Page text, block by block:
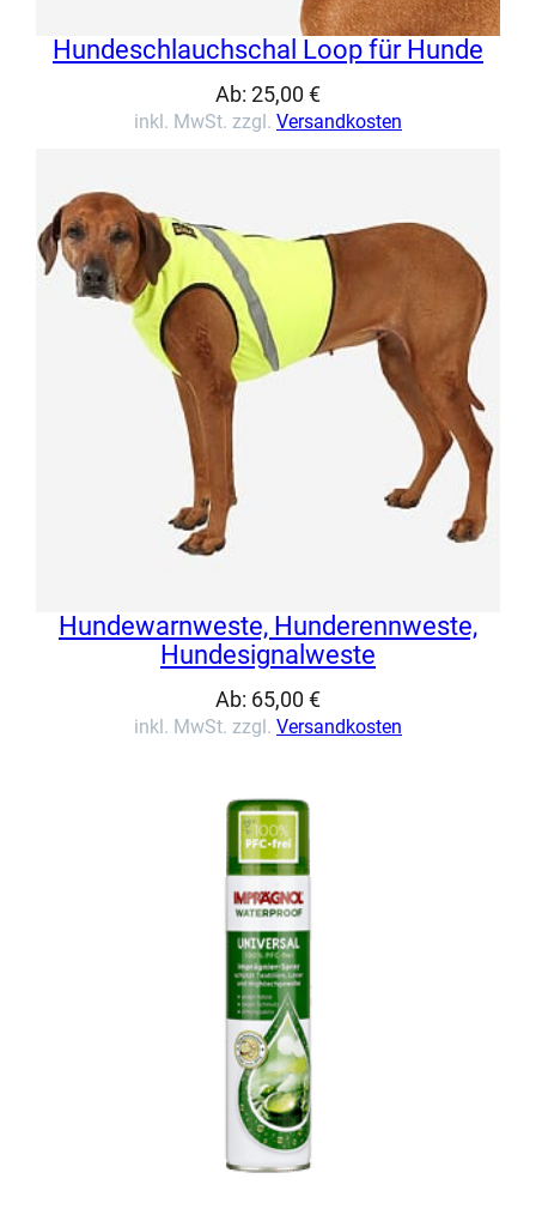
Hundeschlauchschal Loop für Hunde
Ab: 25,00 €
inkl. MwSt. zzgl. Versandkosten
Hundewarnweste, Hunderennweste,
Hundesignalweste
Ab: 65,00 €
inkl. MwSt. zzgl. Versandkosten